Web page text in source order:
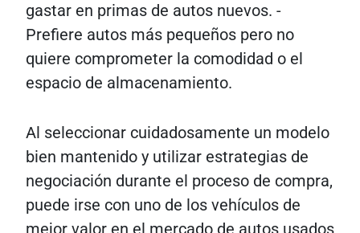
gastar en primas de autos nuevos. -
Prefiere autos más pequeños pero no
quiere comprometer la comodidad o el
espacio de almacenamiento.
Al seleccionar cuidadosamente un modelo
bien mantenido y utilizar estrategias de
negociación durante el proceso de compra,
puede irse con uno de los vehículos de
mejor valor en el mercado de autos usados